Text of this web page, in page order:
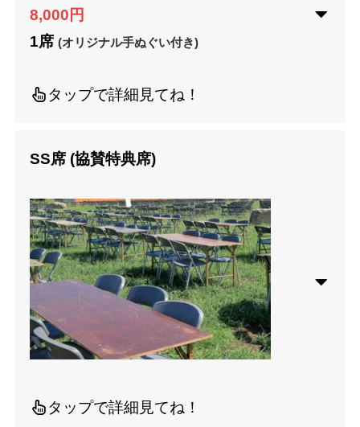
8,000円
1席 (オリジナル手ぬぐい付き)
タップで詳細見てね！
SS席 (協賛特典席)
タップで詳細見てね！